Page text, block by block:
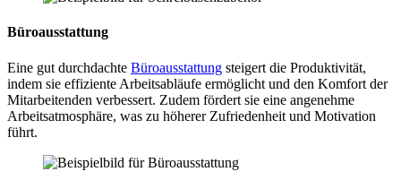
Büroausstattung
Eine gut durchdachte Büroausstattung steigert die Produktivität,
indem sie effiziente Arbeitsabläufe ermöglicht und den Komfort der
Mitarbeitenden verbessert. Zudem fördert sie eine angenehme
Arbeitsatmosphäre, was zu höherer Zufriedenheit und Motivation
führt.